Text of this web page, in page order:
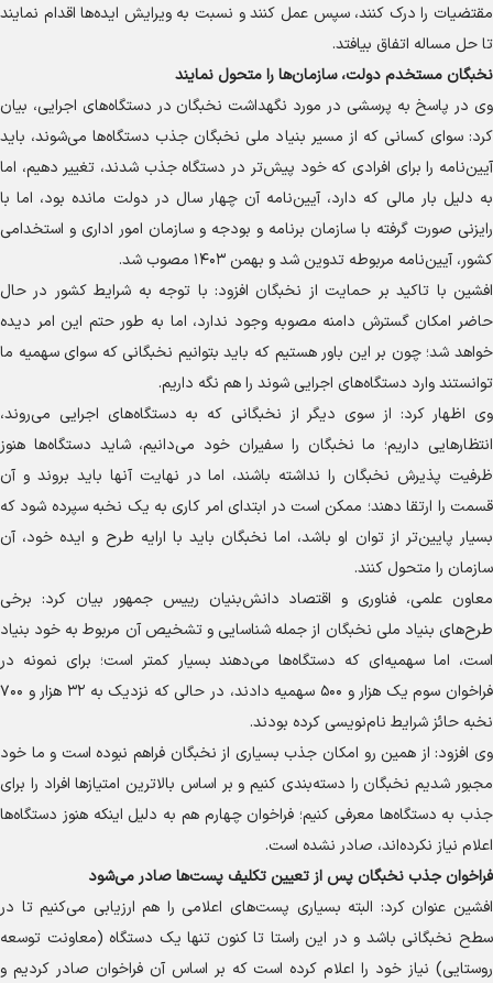
مقتضیات را درک کنند، سپس عمل کنند و نسبت به ویرایش ایده‌ها اقدام نمایند
تا حل مساله اتفاق بیافتد.
نخبگان مستخدم دولت، سازمان‌ها را متحول نمایند
وی در پاسخ به پرسشی در مورد نگهداشت نخبگان در دستگاه‌های اجرایی، بیان
کرد: سوای کسانی که از مسیر بنیاد ملی نخبگان جذب دستگاه‌ها می‌شوند، باید
آیین‌نامه را برای افرادی که خود پیش‌تر در دستگاه جذب شدند، تغییر دهیم، اما
به دلیل بار مالی که دارد، آیین‌نامه آن چهار سال در دولت مانده بود، اما با
رایزنی صورت گرفته با سازمان برنامه و بودجه و سازمان امور اداری و استخدامی
کشور، آیین‌نامه مربوطه تدوین شد و بهمن ۱۴۰۳ مصوب شد.
افشین با تاکید بر حمایت از نخبگان افزود: با توجه به شرایط کشور در حال
حاضر امکان گسترش دامنه مصوبه وجود ندارد، اما به طور حتم این امر دیده
خواهد شد؛ چون بر این باور هستیم که باید بتوانیم نخبگانی که سوای سهمیه ما
توانستند وارد دستگاه‌های اجرایی شوند را هم نگه داریم.
وی اظهار کرد: از سوی دیگر از نخبگانی که به دستگاه‌های اجرایی می‌روند،
انتظار‌هایی داریم؛ ما نخبگان را سفیران خود می‌دانیم، شاید دستگاه‌ها هنوز
ظرفیت پذیرش نخبگان را نداشته باشند، اما در نهایت آنها باید بروند و آن
قسمت را ارتقا دهند؛ ممکن است در ابتدای امر کاری به یک نخبه سپرده شود که
بسیار پایین‌تر از توان او باشد، اما نخبگان باید با ارایه طرح و ایده خود، آن
سازمان را متحول کنند.
معاون علمی، فناوری و اقتصاد دانش‌بنیان رییس جمهور بیان کرد: برخی
طرح‌های بنیاد ملی نخبگان از جمله شناسایی و تشخیص آن مربوط به خود بنیاد
است، اما سهمیه‌ای که دستگاه‌ها می‌دهند بسیار کمتر است؛ برای نمونه در
فراخوان سوم یک هزار و ۵۰۰ سهمیه دادند، در حالی که نزدیک به ۳۲ هزار و ۷۰۰
نخبه حائز شرایط نام‌نویسی کرده بودند.
وی افزود: از همین رو امکان جذب بسیاری از نخبگان فراهم نبوده است و ما خود
مجبور شدیم نخبگان را دسته‌بندی کنیم و بر اساس بالاترین امتیاز‌ها افراد را برای
جذب به دستگاه‌ها معرفی کنیم؛ فراخوان چهارم هم به دلیل اینکه هنوز دستگاه‌ها
اعلام نیاز نکرده‌اند، صادر نشده است.
فراخوان جذب نخبگان پس از تعیین تکلیف پست‌ها صادر می‌شود
افشین عنوان کرد: البته بسیاری پست‌های اعلامی را هم ارزیابی می‌کنیم تا در
سطح نخبگانی باشد و در این راستا تا کنون تنها یک دستگاه (معاونت توسعه
روستایی) نیاز خود را اعلام کرده است که بر اساس آن فراخوان صادر کردیم و